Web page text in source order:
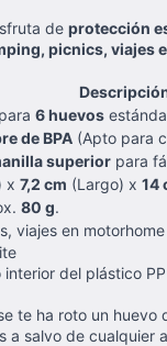
de protección
picnics, viajes
6 huevos
de BPA (Apto para
superior para
x 7,2 cm (Largo) x 14
80 g.
viajes en
interior del plástico
te ha roto un
a salvo de cualquier